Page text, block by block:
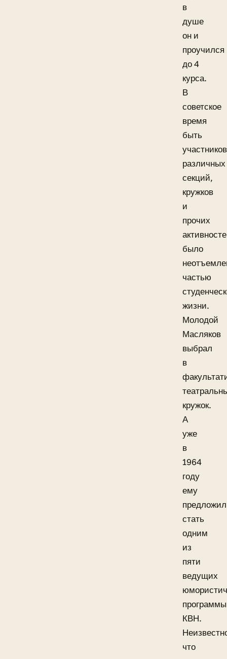
в
душе
он и
проучился
до 4
курса.
В
советское
время
быть
участников
различных
секций,
кружков
и
прочих
было
частью
жизни.
Молодой
Масляков
выбрал
в
кружок.
А
уже
в
1964
году
ему
стать
одним
из
пяти
ведущих
программы
КВН.
что